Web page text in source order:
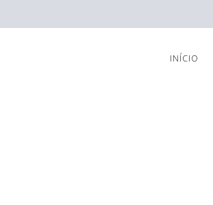
INÍCIO